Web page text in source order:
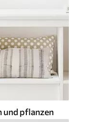
und pflanzen